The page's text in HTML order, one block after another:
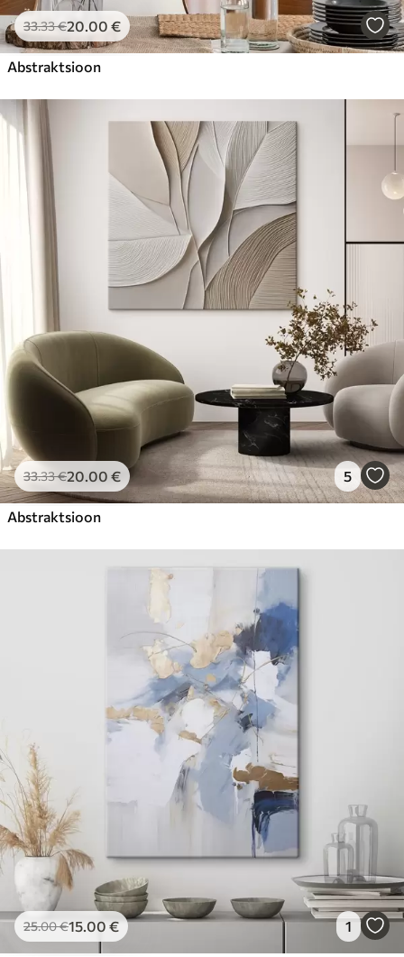
33.33€20.00 €
Abstraktsioon
33.33€20.00 € 5
Abstraktsioon
25.00€15.00 € 1